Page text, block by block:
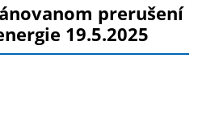
prerušení
19.5.2025